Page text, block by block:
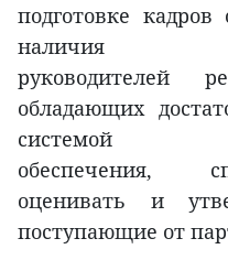
подготовке кадров
наличия
руководителей
обладающих
системой
обеспечения,
оценивать и
поступающие от